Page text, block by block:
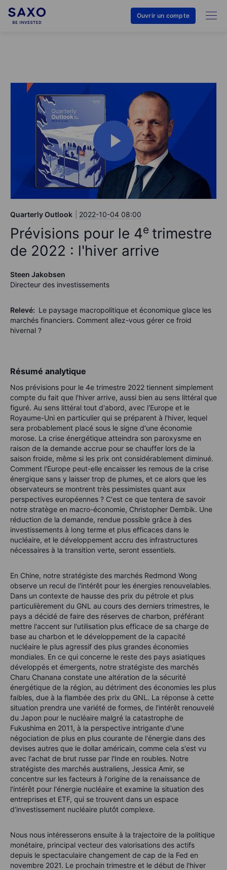
Ouvrir un compte
Quarterly Outlook 2022-10-04 08:00
Prévisions pour le 4e trimestre
de 2022 : l'hiver arrive
Steen Jakobsen
Directeur des investissements
Relevé: Le paysage macropolitique et économique glace les
marchés financiers. Comment allez-vous gérer ce froid
hivernal ?
Résumé analytique
Nos prévisions pour le 4e trimestre 2022 tiennent simplement
compte du fait que l'hiver arrive, aussi bien au sens littéral que
figuré. Au sens littéral tout d'abord, avec l'Europe et le
Royaume-Uni en particulier qui se préparent à l'hiver, lequel
sera probablement placé sous le signe d'une économie
morose. La crise énergétique atteindra son paroxysme en
raison de la demande accrue pour se chauffer lors de la
saison froide, même si les prix ont considérablement diminué.
Comment l'Europe peut-elle encaisser les remous de la crise
énergique sans y laisser trop de plumes, et ce alors que les
observateurs se montrent très pessimistes quant aux
perspectives européennes ? C'est ce que tentera de savoir
notre stratège en macro-économie, Christopher Dembik. Une
réduction de la demande, rendue possible grâce à des
investissements à long terme et plus efficaces dans le
nucléaire, et le développement accru des infrastructures
nécessaires à la transition verte, seront essentiels.
En Chine, notre stratégiste des marchés Redmond Wong
observe un recul de l'intérêt pour les énergies renouvelables.
Dans un contexte de hausse des prix du pétrole et plus
particulièrement du GNL au cours des derniers trimestres, le
pays a décidé de faire des réserves de charbon, préférant
mettre l'accent sur l'utilisation plus efficace de sa charge de
base au charbon et le développement de la capacité
nucléaire le plus agressif des plus grandes économies
mondiales. En ce qui concerne le reste des pays asiatiques
développés et émergents, notre stratégiste des marchés
Charu Chanana constate une altération de la sécurité
énergétique de la région, au détriment des économies les plus
faibles, due à la flambée des prix du GNL. La réponse à cette
situation prendra une variété de formes, de l'intérêt renouvelé
du Japon pour le nucléaire malgré la catastrophe de
Fukushima en 2011, à la perspective intrigante d'une
négociation de plus en plus courante de l'énergie dans des
devises autres que le dollar américain, comme cela s'est vu
avec l'achat de brut russe par l'Inde en roubles. Notre
stratégiste des marchés australiens, Jessica Amir, se
concentre sur les facteurs à l'origine de la renaissance de
l'intérêt pour l'énergie nucléaire et examine la situation des
entreprises et ETF, qui se trouvent dans un espace
d'investissement nucléaire plutôt complexe.
Nous nous intéresserons ensuite à la trajectoire de la politique
monétaire, principal vecteur des valorisations des actifs
depuis le spectaculaire changement de cap de la Fed en
novembre 2021. Le prochain trimestre et le début de l'hiver